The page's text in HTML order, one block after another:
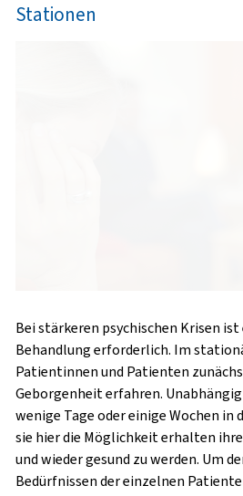
Stationen
Bei stärkeren psychischen Krisen
Behandlung erforderlich. Im
Patientinnen und Patienten
Geborgenheit erfahren.
wenige Tage oder einige Wochen
sie hier die Möglichkeit erhalten
und wieder gesund zu werden. Um
Bedürfnissen der einzelnen